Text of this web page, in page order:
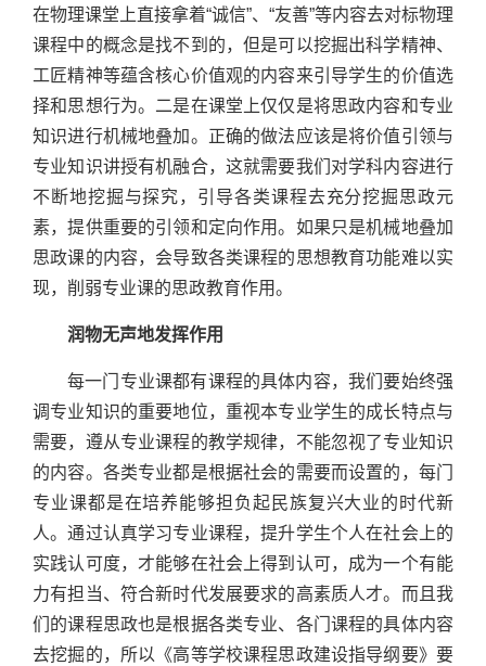
在物理课堂上直接拿着“诚信”、“友善”等内容去对标物理
课程中的概念是找不到的，但是可以挖掘出科学精神、
工匠精神等蕴含核心价值观的内容来引导学生的价值选
择和思想行为。二是在课堂上仅仅是将思政内容和专业
知识进行机械地叠加。正确的做法应该是将价值引领与
专业知识讲授有机融合，这就需要我们对学科内容进行
不断地挖掘与探究，引导各类课程去充分挖掘思政元
素，提供重要的引领和定向作用。如果只是机械地叠加
思政课的内容，会导致各类课程的思想教育功能难以实
现，削弱专业课的思政教育作用。
润物无声地发挥作用
每一门专业课都有课程的具体内容，我们要始终强
调专业知识的重要地位，重视本专业学生的成长特点与
需要，遵从专业课程的教学规律，不能忽视了专业知识
的内容。各类专业都是根据社会的需要而设置的，每门
专业课都是在培养能够担负起民族复兴大业的时代新
人。通过认真学习专业课程，提升学生个人在社会上的
实践认可度，才能够在社会上得到认可，成为一个有能
力有担当、符合新时代发展要求的高素质人才。而且我
们的课程思政也是根据各类专业、各门课程的具体内容
去挖掘的，所以《高等学校课程思政建设指导纲要》要